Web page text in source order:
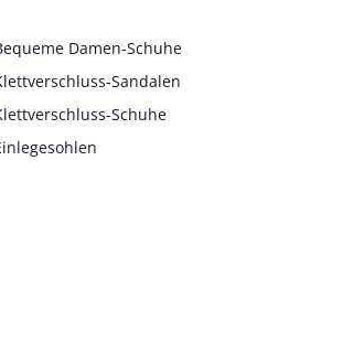
Damen-Schuhe
Sandalen
Schuhe